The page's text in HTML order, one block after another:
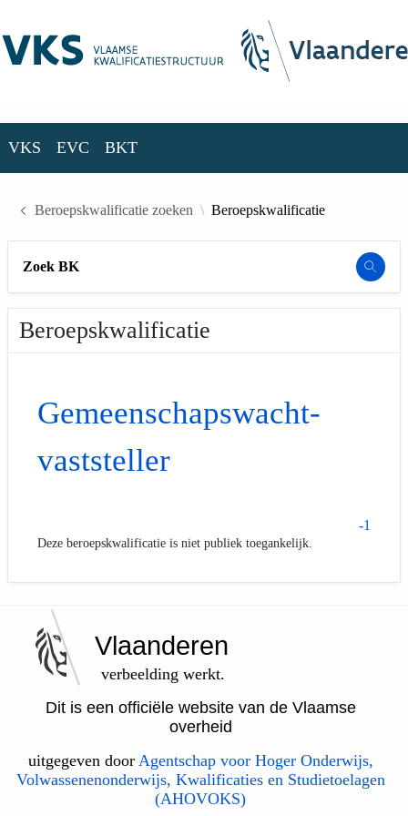
VKS EVC BKT
Beroepskwalificatie zoeken Beroepskwalificatie
Zoek BK
Beroepskwalificatie
Gemeenschapswacht-
vaststeller
-1
Deze beroepskwalificatie is niet publiek toegankelijk.
Vlaanderen
verbeelding werkt.
Dit is een officiële website van de Vlaamse
overheid
uitgegeven door Agentschap voor Hoger Onderwijs,
Volwassenenonderwijs, Kwalificaties en Studietoelagen
(AHOVOKS)